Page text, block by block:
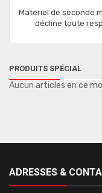
Matériel de seconde
décline toute
PRODUITS SPÉCIAL
Aucun articles en ce
ADRESSES &